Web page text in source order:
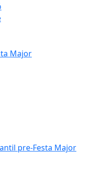
Major
pre-Festa Major